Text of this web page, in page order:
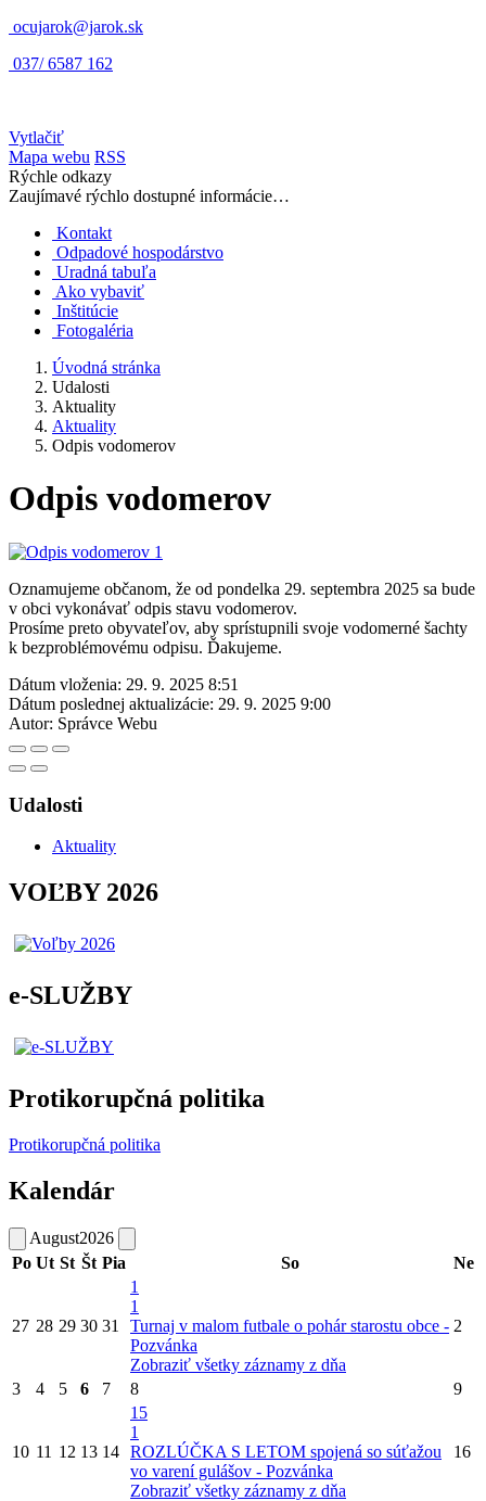
ocujarok@jarok.sk
037/ 6587 162
Vytlačiť
Mapa webu RSS
Rýchle odkazy
Zaujímavé rýchlo dostupné informácie…
Kontakt
Odpadové hospodárstvo
Uradná tabuľa
Ako vybaviť
Inštitúcie
Fotogaléria
Úvodná stránka
Udalosti
Aktuality
Aktuality
Odpis vodomerov
Odpis vodomerov
Oznamujeme občanom, že od pondelka 29. septembra 2025 sa bude
v obci vykonávať odpis stavu vodomerov.
Prosíme preto obyvateľov, aby sprístupnili svoje vodomerné šachty
k bezproblémovému odpisu. Ďakujeme.
Dátum vloženia: 29. 9. 2025 8:51
Dátum poslednej aktualizácie: 29. 9. 2025 9:00
Autor: Správce Webu
Udalosti
Aktuality
VOĽBY 2026
e-SLUŽBY
Protikorupčná politika
Protikorupčná politika
Kalendár
August2026
Po Ut St Št Pia So Ne
27 28 29 30 31
1
1
Turnaj v malom futbale o pohár starostu obce -
Pozvánka
Zobraziť všetky záznamy z dňa
2
3 4 5 6 7 8 9
10 11 12 13 14
15
1
ROZLÚČKA S LETOM spojená so súťažou
vo varení gulášov - Pozvánka
Zobraziť všetky záznamy z dňa
16